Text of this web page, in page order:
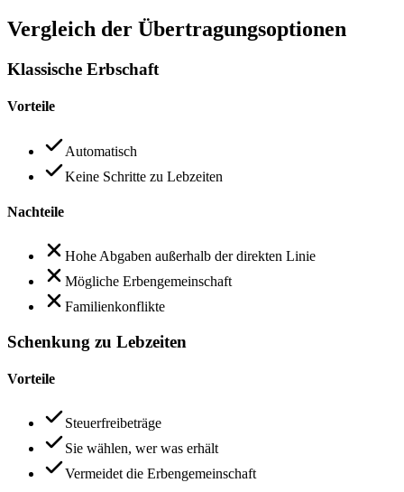
Vergleich der Übertragungsoptionen
Klassische Erbschaft
Vorteile
Automatisch
Keine Schritte zu Lebzeiten
Nachteile
Hohe Abgaben außerhalb der direkten Linie
Mögliche Erbengemeinschaft
Familienkonflikte
Schenkung zu Lebzeiten
Vorteile
Steuerfreibeträge
Sie wählen, wer was erhält
Vermeidet die Erbengemeinschaft